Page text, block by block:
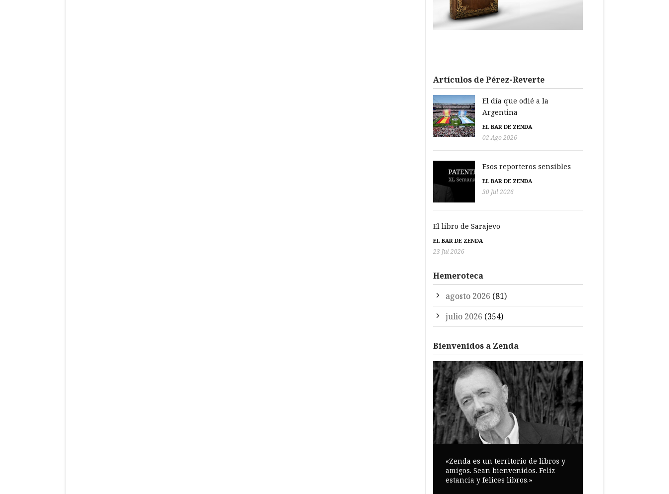
Artículos de Pérez-Reverte
El día que odié a la
Argentina
EL BAR DE ZENDA
02 Ago 2026
Esos reporteros sensibles
EL BAR DE ZENDA
30 Jul 2026
El libro de Sarajevo
EL BAR DE ZENDA
23 Jul 2026
Hemeroteca
agosto 2026 (81)
julio 2026 (354)
Bienvenidos a Zenda
«Zenda es un territorio de libros y
amigos. Sean bienvenidos. Feliz
estancia y felices libros.»